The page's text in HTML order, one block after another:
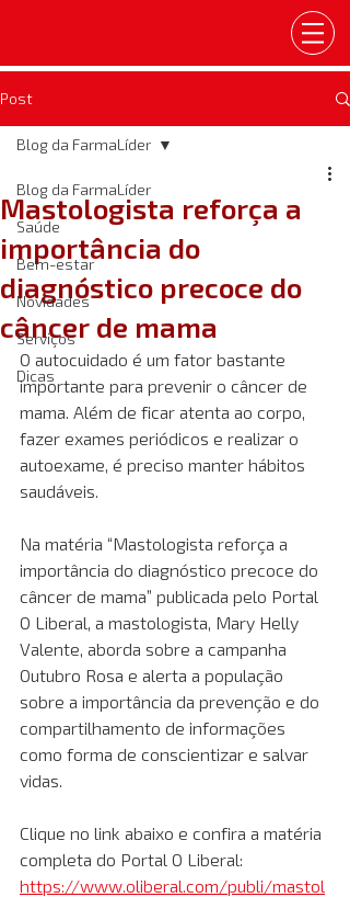
Post
Blog da FarmaLíder
Saúde
Bem-estar
Novidades
Serviços
Dicas
Blog da FarmaLíder
Mastologista reforça a
importância do
diagnóstico precoce do
câncer de mama
O autocuidado é um fator bastante
importante para prevenir o câncer de
mama. Além de ficar atenta ao corpo,
fazer exames periódicos e realizar o
autoexame, é preciso manter hábitos
saudáveis.
Na matéria “Mastologista reforça a
importância do diagnóstico precoce do
câncer de mama” publicada pelo Portal
O Liberal, a mastologista, Mary Helly
Valente, aborda sobre a campanha
Outubro Rosa e alerta a população
sobre a importância da prevenção e do
compartilhamento de informações
como forma de conscientizar e salvar
vidas.
Clique no link abaixo e confira a matéria
completa do Portal O Liberal:
https://www.oliberal.com/publi/mastol